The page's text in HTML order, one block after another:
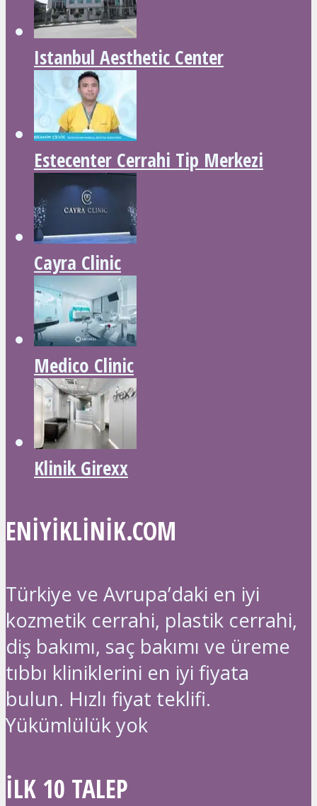
Istanbul Aesthetic Center
Estecenter Cerrahi Tip Merkezi
Cayra Clinic
Medico Clinic
Klinik Girexx
ENIYIKLINIK.COM
Türkiye ve Avrupa’daki en iyi
kozmetik cerrahi, plastik cerrahi,
diş bakımı, saç bakımı ve üreme
tıbbı kliniklerini en iyi fiyata
bulun. Hızlı fiyat teklifi.
Yükümlülük yok
İLK 10 TALEP